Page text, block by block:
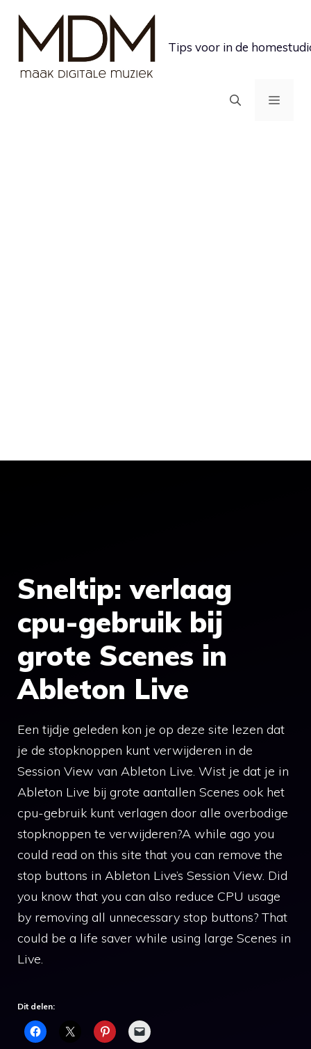
inhoud
Tips voor in de
MENU
Sneltip: verlaag
cpu-gebruik bij
grote Scenes in
Ableton Live
Een tijdje geleden kon je op deze site lezen dat
je de stopknoppen kunt verwijderen in de
Session View van Ableton Live. Wist je dat je in
Ableton Live bij grote aantallen Scenes ook het
cpu-gebruik kunt verlagen door alle overbodige
stopknoppen te verwijderen?A while ago you
could read on this site that you can remove the
stop buttons in Ableton Live’s Session View. Did
you know that you can also reduce CPU usage
by removing all unnecessary stop buttons? That
could be a life saver while using large Scenes in
Live.
Dit delen: